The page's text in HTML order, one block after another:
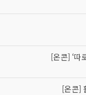
[온콘] ‘따
[온콘]